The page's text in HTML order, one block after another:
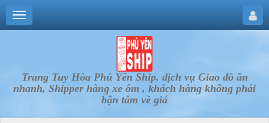
Trang Tuy Hòa Phú Yên Ship, dịch vụ Giao đồ ăn
nhanh, Shipper hàng xe ôm , khách hàng không phải
bận tâm về giá